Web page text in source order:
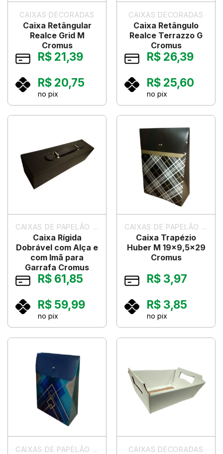
CAIXAS DECORADAS
Caixa Retângular
Realce Grid M
Cromus
R$21,39
R$20,75
no pix
CAIXAS DECORADAS
Caixa Retângulo
Realce Terrazzo G
Cromus
R$26,39
R$25,60
no pix
CAIXAS DE PAPELÃO PARA PRESENTES
Caixa Rígida
Dobrável com Alça e
com Imã para
Garrafa Cromus
R$61,85
R$59,99
no pix
CAIXAS DE PAPELÃO PARA PRESENTES
Caixa Trapézio
Huber M 19×9,5×29
Cromus
R$3,97
R$3,85
no pix
CAIXAS DE PAPELÃO PARA PRESENTES CAIXAS DECORADAS